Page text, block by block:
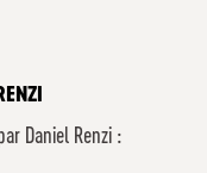
Daniel Renzi :